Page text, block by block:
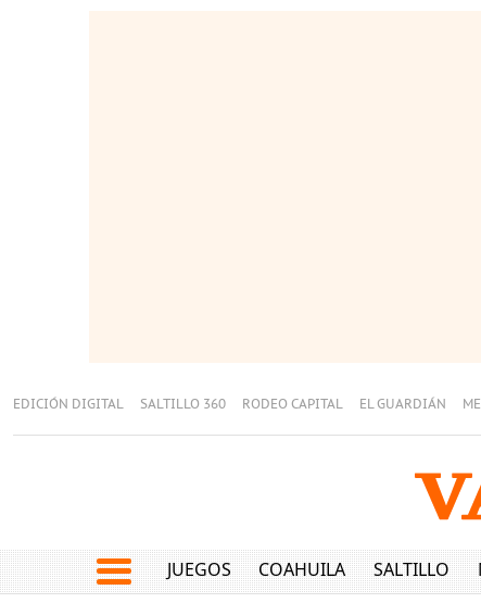
EDICIÓN DIGITAL SALTILLO 360 RODEO CAPITAL EL GUARDIÁN
JUEGOS COAHUILA SALTILLO